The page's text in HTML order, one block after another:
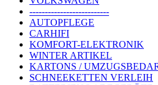
--------------------------
AUTOPFLEGE
CARHIFI
KOMFORT-ELEKTRONIK
WINTER ARTIKEL
KARTONS /
SCHNEEKETTEN VERLEIH